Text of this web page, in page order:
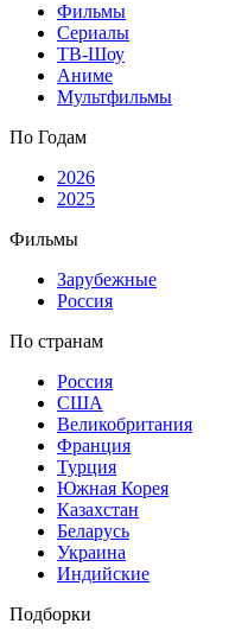
Фильмы
Сериалы
ТВ-Шоу
Аниме
Мультфильмы
По Годам
2026
2025
Фильмы
Зарубежные
Россия
По странам
Россия
США
Великобритания
Франция
Турция
Южная Корея
Казахстан
Беларусь
Украина
Индийские
Подборки